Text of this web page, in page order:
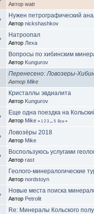
Авторwatr
Нужен петрографический
Авторnickshashkov
Натроопал
Автор Леха
Вопросы по хибинским
Автор Kungurov
Перенесено: Ловозеры-
АвторMike
Кристаллы эвдиалита
Автор Kungurov
Еще одна поездка на
Автор Mike «1 2 3 ...5 Все »
Ловозёры 2018
Автор Mike
Воспользуюсь услугами
Авторrast
Геолого-минералогические
Авторnordstoyn
Новые места поиска
Автор Petrolit
Re: Минералы Кольского